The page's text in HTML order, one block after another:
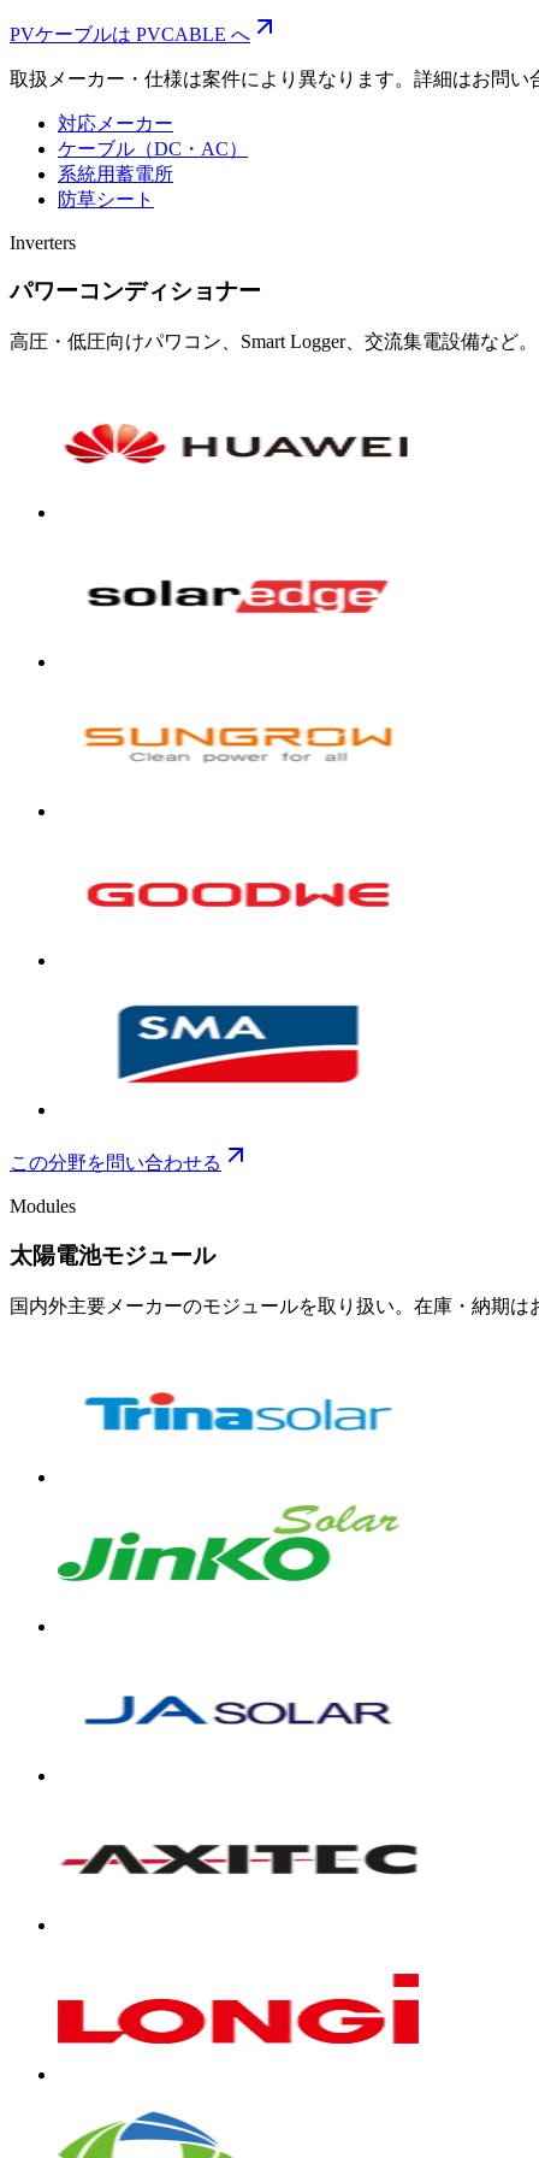
PVケーブルは PVCABLE へ
取扱メーカー・仕様は案件により異なります。詳細はお問い
対応メーカー
ケーブル（DC・AC）
系統用蓄電所
防草シート
Inverters
パワーコンディショナー
高圧・低圧向けパワコン、Smart Logger、交流集電設備など。
この分野を問い合わせる
Modules
太陽電池モジュール
国内外主要メーカーのモジュールを取り扱い。在庫・納期は